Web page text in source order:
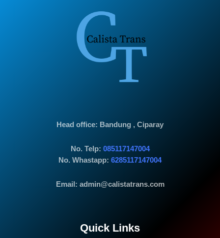
Head office: Bandung , Ciparay
No. Telp: 085117147004
No. Whastapp: 6285117147004
Email: admin@calistatrans.com
Quick Links